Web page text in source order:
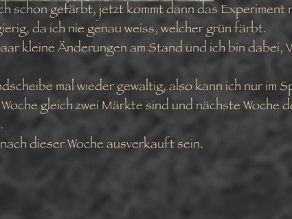
schon gefärbt, jetzt kommt dann das Experiment
da ich nie genau weiss, welcher grün färbt.
kleine Änderungen am Stand und ich bin dabei,
mal wieder gewaltig, also kann ich nur im
gleich zwei Märkte sind und nächste Woche
dieser Woche ausverkauft sein.